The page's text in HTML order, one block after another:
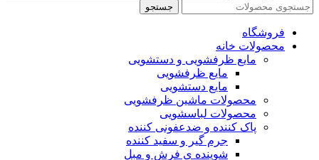
جستجو
فروشگاه
محصولات خانه
مایع ظرفشویی و دستشویی
مایع ظرفشویی
مایع دستشویی
محصولات ماشین ظرفشویی
محصولات لباسشویی
پاک کننده و ضدعفونی کننده
جرم گیر و سفید کننده
شوینده ی فرش و مبل